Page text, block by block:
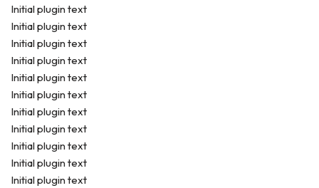
Initial plugin text
Initial plugin text
Initial plugin text
Initial plugin text
Initial plugin text
Initial plugin text
Initial plugin text
Initial plugin text
Initial plugin text
Initial plugin text
Initial plugin text